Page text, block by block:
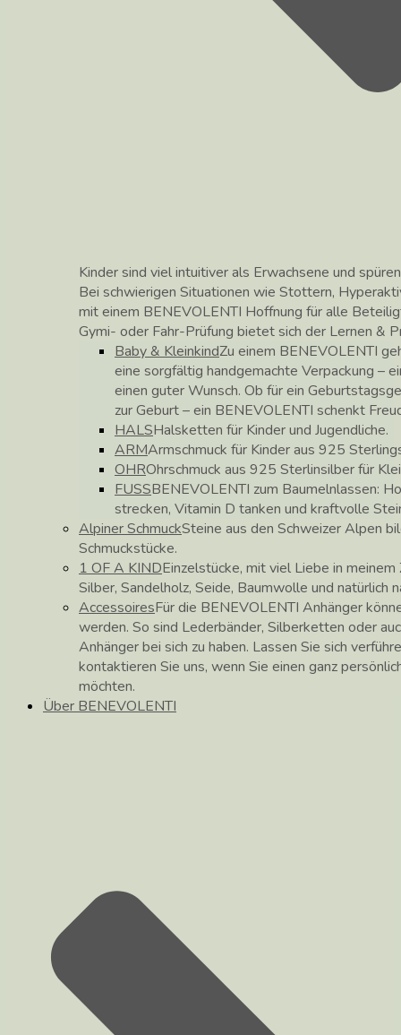
Kinder sind viel intuitiver als Erwachsene und
Bei schwierigen Situationen wie Stottern,
mit einem BENEVOLENTI Hoffnung für alle
Gymi- oder Fahr-Prüfung bietet sich der Lernen &
Baby & KleinkindZu einem BENEVOLENTI
eine sorgfältig handgemachte Verpackung –
einen guter Wunsch. Ob für ein
zur Geburt – ein BENEVOLENTI schenkt
HALSHalsketten für Kinder und Jugendliche.
ARMArmschmuck für Kinder aus 925
OHROhrschmuck aus 925 Sterlinsilber für
FUSSBENEVOLENTI zum Baumelnlassen:
strecken, Vitamin D tanken und kraftvolle
Alpiner SchmuckSteine aus den Schweizer Alpen
Schmuckstücke.
1 OF A KINDEinzelstücke, mit viel Liebe in
Silber, Sandelholz, Seide, Baumwolle und natürlich
AccessoiresFür die BENEVOLENTI Anhänger
werden. So sind Lederbänder, Silberketten oder
Anhänger bei sich zu haben. Lassen Sie sich
kontaktieren Sie uns, wenn Sie einen ganz
möchten.
Über BENEVOLENTI